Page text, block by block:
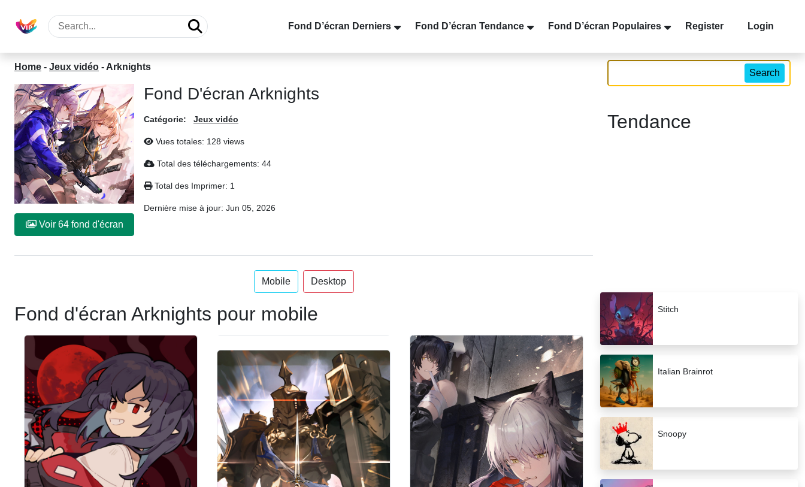
Fond D’écran Derniers Fond D’écran Tendance Fond D’écran Populaires Register Login
Home - Jeux vidéo - Arknights
Voir 64 fond d'écran
Fond D'écran Arknights
Catégorie: Jeux vidéo
Vues totales: 128 views
Total des téléchargements: 44
Total des Imprimer: 1
Dernière mise à jour: Jun 05, 2026
Mobile Desktop
Fond d'écran Arknights pour mobile
Search
Tendance
Stitch
Italian Brainrot
Snoopy